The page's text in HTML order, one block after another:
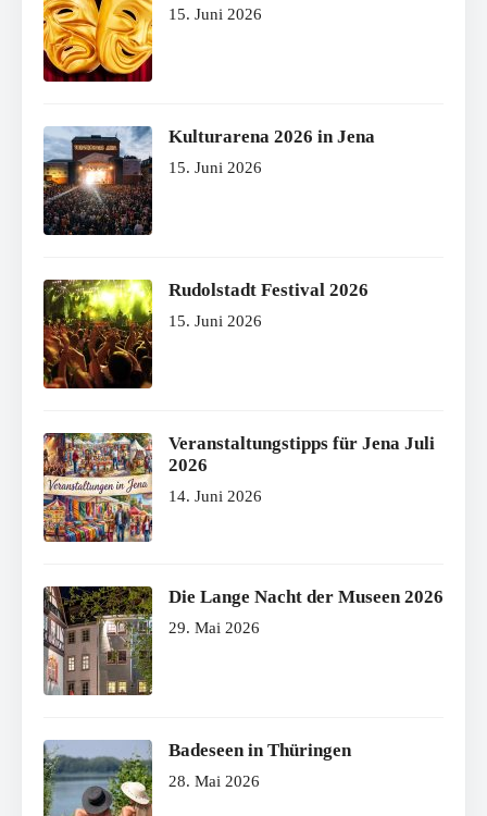
15. Juni 2026
Kulturarena 2026 in Jena
15. Juni 2026
Rudolstadt Festival 2026
15. Juni 2026
Veranstaltungstipps für Jena Juli
2026
14. Juni 2026
Die Lange Nacht der Museen 2026
29. Mai 2026
Badeseen in Thüringen
28. Mai 2026